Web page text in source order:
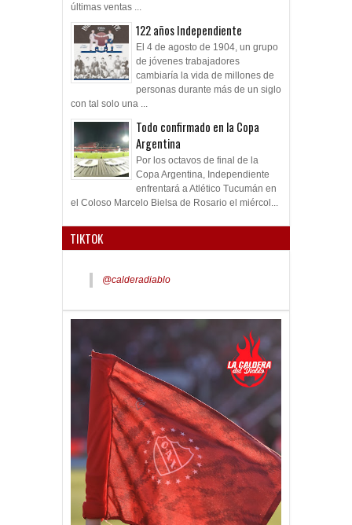
últimas ventas ...
122 años Independiente
El 4 de agosto de 1904, un grupo
de jóvenes trabajadores
cambiaría la vida de millones de
personas durante más de un siglo
con tal solo una ...
Todo confirmado en la Copa
Argentina
Por los octavos de final de la
Copa Argentina, Independiente
enfrentará a Atlético Tucumán en
el Coloso Marcelo Bielsa de Rosario el miércol...
TIKTOK
@calderadiablo